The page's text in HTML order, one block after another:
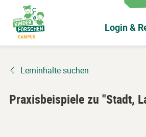
Hauptinhalt
wechseln
Login &
Lerninhalte suchen
Praxisbeispiele zu "Stadt,